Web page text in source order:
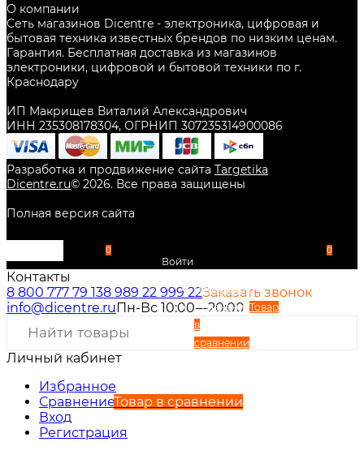
О компании
Сеть магазинов Dicentre - электроника, цифровая и
бытовая техника известных брендов по низким ценам.
Гарантия. Бесплатная доставка из магазинов
электроники, цифровой и бытовой техники по г.
Краснодару
ИП Макрищев Виталий Александрович
ИНН 235308178304, ОГРНИП 307235314900086
Разработка и продвижение сайта Targetika
Dicentre.ru© 2026. Все права защищены
Полная версия сайта
0
Войти
Избранное
Сравнение Товар
в
сравнении
0
Контакты
8 800 777 79 138 989 22 999 22Заказать звонок
info@dicentre.ruПн-Вс 10:00—20:00
Личный кабинет
Избранное
СравнениеТовар в сравнении
Вход
Регистрация